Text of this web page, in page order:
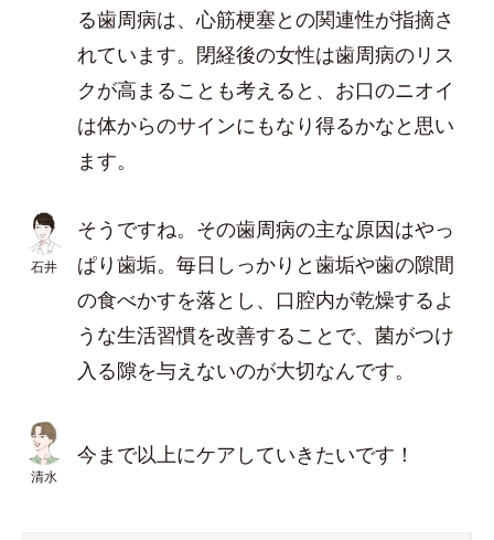
る歯周病は、心筋梗塞との関連性が指摘さ
れています。閉経後の女性は歯周病のリス
クが高まることも考えると、お口のニオイ
は体からのサインにもなり得るかなと思い
ます。
石井
そうですね。その歯周病の主な原因はやっ
ぱり歯垢。毎日しっかりと歯垢や歯の隙間
の食べかすを落とし、口腔内が乾燥するよ
うな生活習慣を改善することで、菌がつけ
入る隙を与えないのが大切なんです。
清水
今まで以上にケアしていきたいです！